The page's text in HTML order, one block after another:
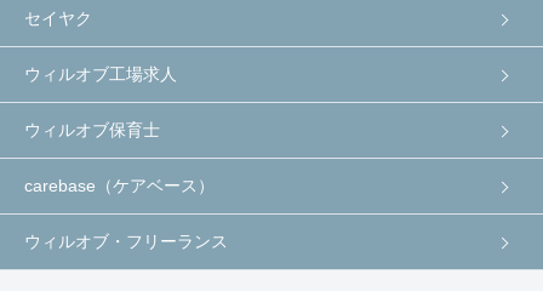
セイヤク
ウィルオブ工場求人
ウィルオブ保育士
carebase（ケアベース）
ウィルオブ・フリーランス